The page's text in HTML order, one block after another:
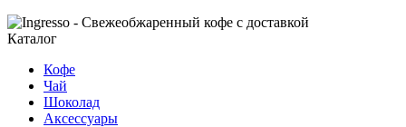
Каталог
Кофе
Чай
Шоколад
Аксессуары